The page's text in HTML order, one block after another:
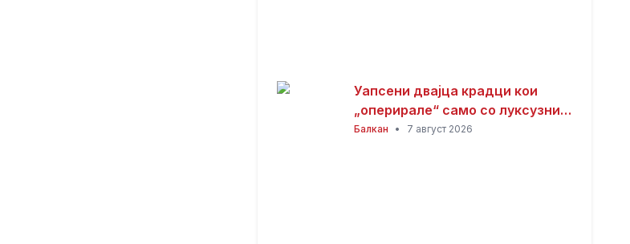
Уапсени двајца крадци кои
„оперирале“ само со луксузни
автомобили
Балкан • 7 август 2026